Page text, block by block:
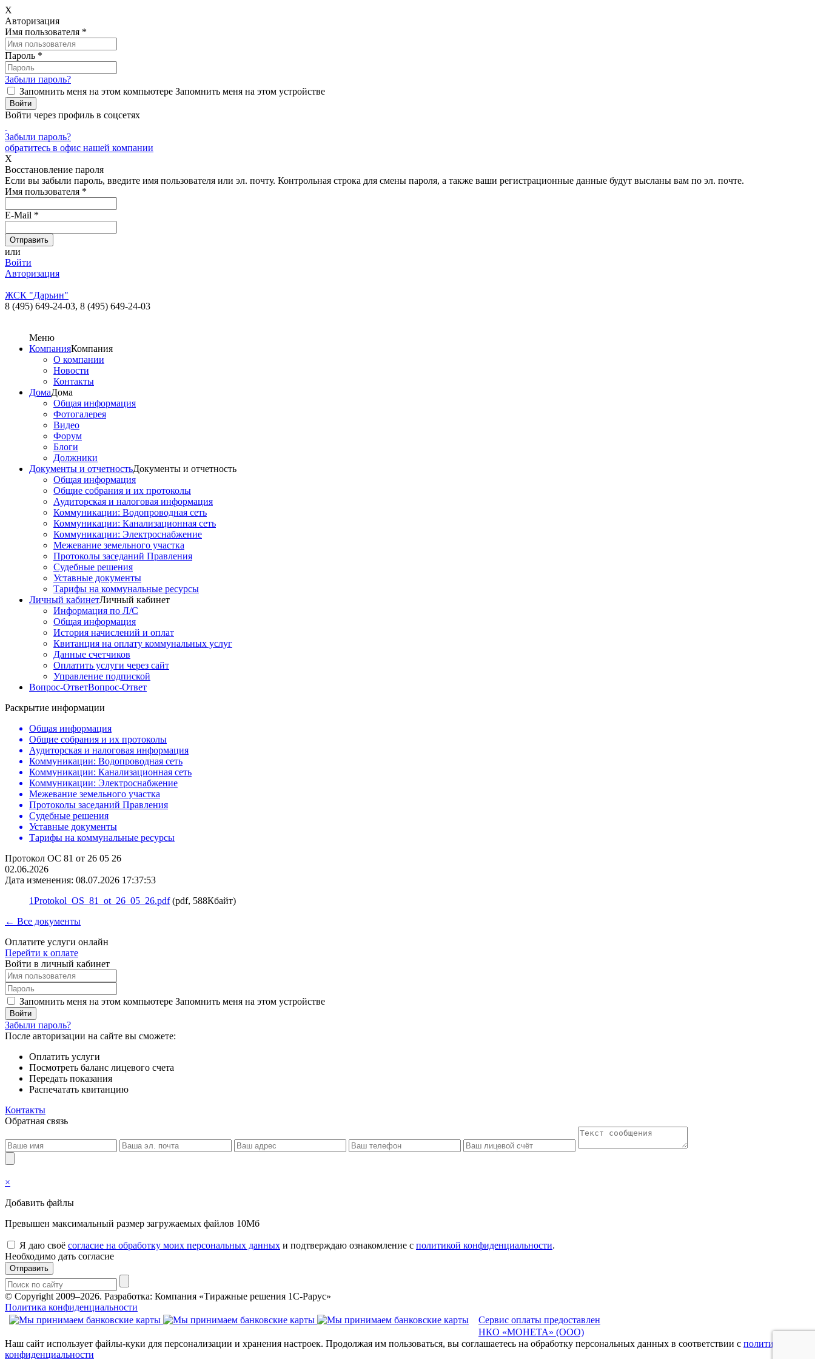
X
Авторизация
Имя пользователя *
Пароль *
Забыли пароль?
Запомнить меня на этом компьютере Запомнить меня на этом устройстве
Войти через профиль в соцсетях
Забыли пароль?
обратитесь в офис нашей компании
X
Восстановление пароля
Если вы забыли пароль, введите имя пользователя или эл. почту. Контрольная строка для смены пароля, а также ваши регистрационные данные будут высланы вам по эл. почте.
Имя пользователя *
E-Mail *
или
Войти
Авторизация
ЖСК "Дарьин"
8 (495) 649-24-03, 8 (495) 649-24-03
Меню
КомпанияКомпания
О компании
Новости
Контакты
ДомаДома
Общая информация
Фотогалерея
Видео
Форум
Блоги
Должники
Документы и отчетностьДокументы и отчетность
Общая информация
Общие собрания и их протоколы
Аудиторская и налоговая информация
Коммуникации: Водопроводная сеть
Коммуникации: Канализационная сеть
Коммуникации: Электроснабжение
Межевание земельного участка
Протоколы заседаний Правления
Судебные решения
Уставные документы
Тарифы на коммунальные ресурсы
Личный кабинетЛичный кабинет
Информация по Л/С
Общая информация
История начислений и оплат
Квитанция на оплату коммунальных услуг
Данные счетчиков
Оплатить услуги через сайт
Управление подпиской
Вопрос-ОтветВопрос-Ответ
Раскрытие информации
Общая информация
Общие собрания и их протоколы
Аудиторская и налоговая информация
Коммуникации: Водопроводная сеть
Коммуникации: Канализационная сеть
Коммуникации: Электроснабжение
Межевание земельного участка
Протоколы заседаний Правления
Судебные решения
Уставные документы
Тарифы на коммунальные ресурсы
Протокол ОС 81 от 26 05 26
02.06.2026
Дата изменения: 08.07.2026 17:37:53
1Protokol_OS_81_ot_26_05_26.pdf(pdf, 588Кбайт)
← Все документы
Оплатите услуги онлайн
Перейти к оплате
Войти в личный кабинет
Запомнить меня на этом компьютере Запомнить меня на этом устройстве
Забыли пароль?
После авторизации на сайте вы сможете:
Оплатить услуги
Посмотреть баланс лицевого счета
Передать показания
Распечатать квитанцию
Контакты
Обратная связь
×
Добавить файлы
Превышен максимальный размер загружаемых файлов 10Мб
Я даю своё согласие на обработку моих персональных данных и подтверждаю ознакомление с политикой конфиденциальности.
Необходимо дать согласие
Отправить
© Copyright 2009–2026. Разработка: Компания «Тиражные решения 1С-Рарус»
Политика конфиденциальности
Сервис оплаты предоставлен
НКО «МОНЕТА» (ООО)
Наш сайт использует файлы-куки для персонализации и хранения настроек. Продолжая им пользоваться, вы соглашаетесь на обработку персональных данных в соответствии с политикой
конфиденциальности